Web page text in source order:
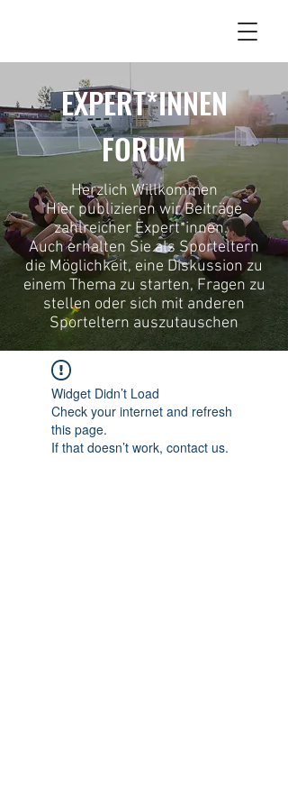
EXPERT*INNEN
FORUM
Herzlich Willkommen
Hier publizieren wir Beiträge
zahlreicher Expert*innen.
Auch erhalten Sie als Sporteltern
die Möglichkeit, eine Diskussion zu
einem Thema zu starten, Fragen zu
stellen oder sich mit anderen
Sporteltern auszutauschen
Widget Didn’t Load
Check your internet and refresh
this page.
If that doesn’t work, contact us.